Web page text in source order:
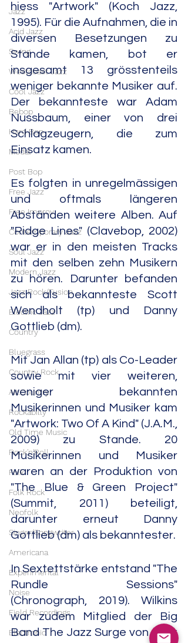
Jazz
Acid Jazz
Swing
Westcoast Jazz
Cool Jazz
Bebop
Hard Bop
Modal
Post Bop
Free Jazz
Free Improv
Contemporary Jazz
Soul Jazz
Modern Jazz
Jazz Rock/Fusion
Electric Jazz
Country
Bluegrass
Country Rock
Alt.Country
Rockabilly
Old Time Music
Rock'n'Roll
Folk
Folk Rock
Neofolk
Singer/Songwriter
Americana
Experimental
Noise
Field Recordings
Electronic
hiess "Artwork" (Koch Jazz,
1995). Für die Aufnahmen, die in
diversen Besetzungen zu
Stande kamen, bot er
insgesamt 13 grösstenteils
weniger bekannte Musiker auf.
Der bekannteste war Adam
Nussbaum, einer von drei
Schlagzeugern, die zum
Einsatz kamen.
Es folgten in unregelmässigen
und oftmals längeren
Abständen weitere Alben. Auf
"Ridge Lines" (Clavebop, 2002)
war er in den meisten Tracks
mit den selben zehn Musikern
zu hören. Darunter befanden
sich als bekannteste Scott
Wendholt (tp) und Danny
Gottlieb (dm).
Mit Jan Allan (tp) als Co-Leader
sowie mit vier weiteren,
weniger bekannten
Musikerinnen und Musiker kam
"Artwork: Two Of A Kind" (J.A.M.,
2009) zu Stande. 20
Musikerinnen und Musiker
waren an der Produktion von
"The Blue & Green Project"
(Summit, 2011) beteiligt,
darunter erneut Danny
Gottlieb (dm) als bekanntester.
In Sextettstärke entstand "The
Rundle Sessions"
(Chronograph, 2019). Wilkins
war zudem Mitglied der Big
Band The Jazz Surge von Jack